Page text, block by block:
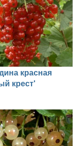
красная
крест'